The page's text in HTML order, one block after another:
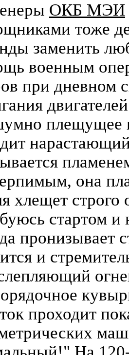
ОКБ МЭИ
тоже
заменить
военным
при дневном
плещущее
она
хлещет
стартом и
пронизывает
и
проходит